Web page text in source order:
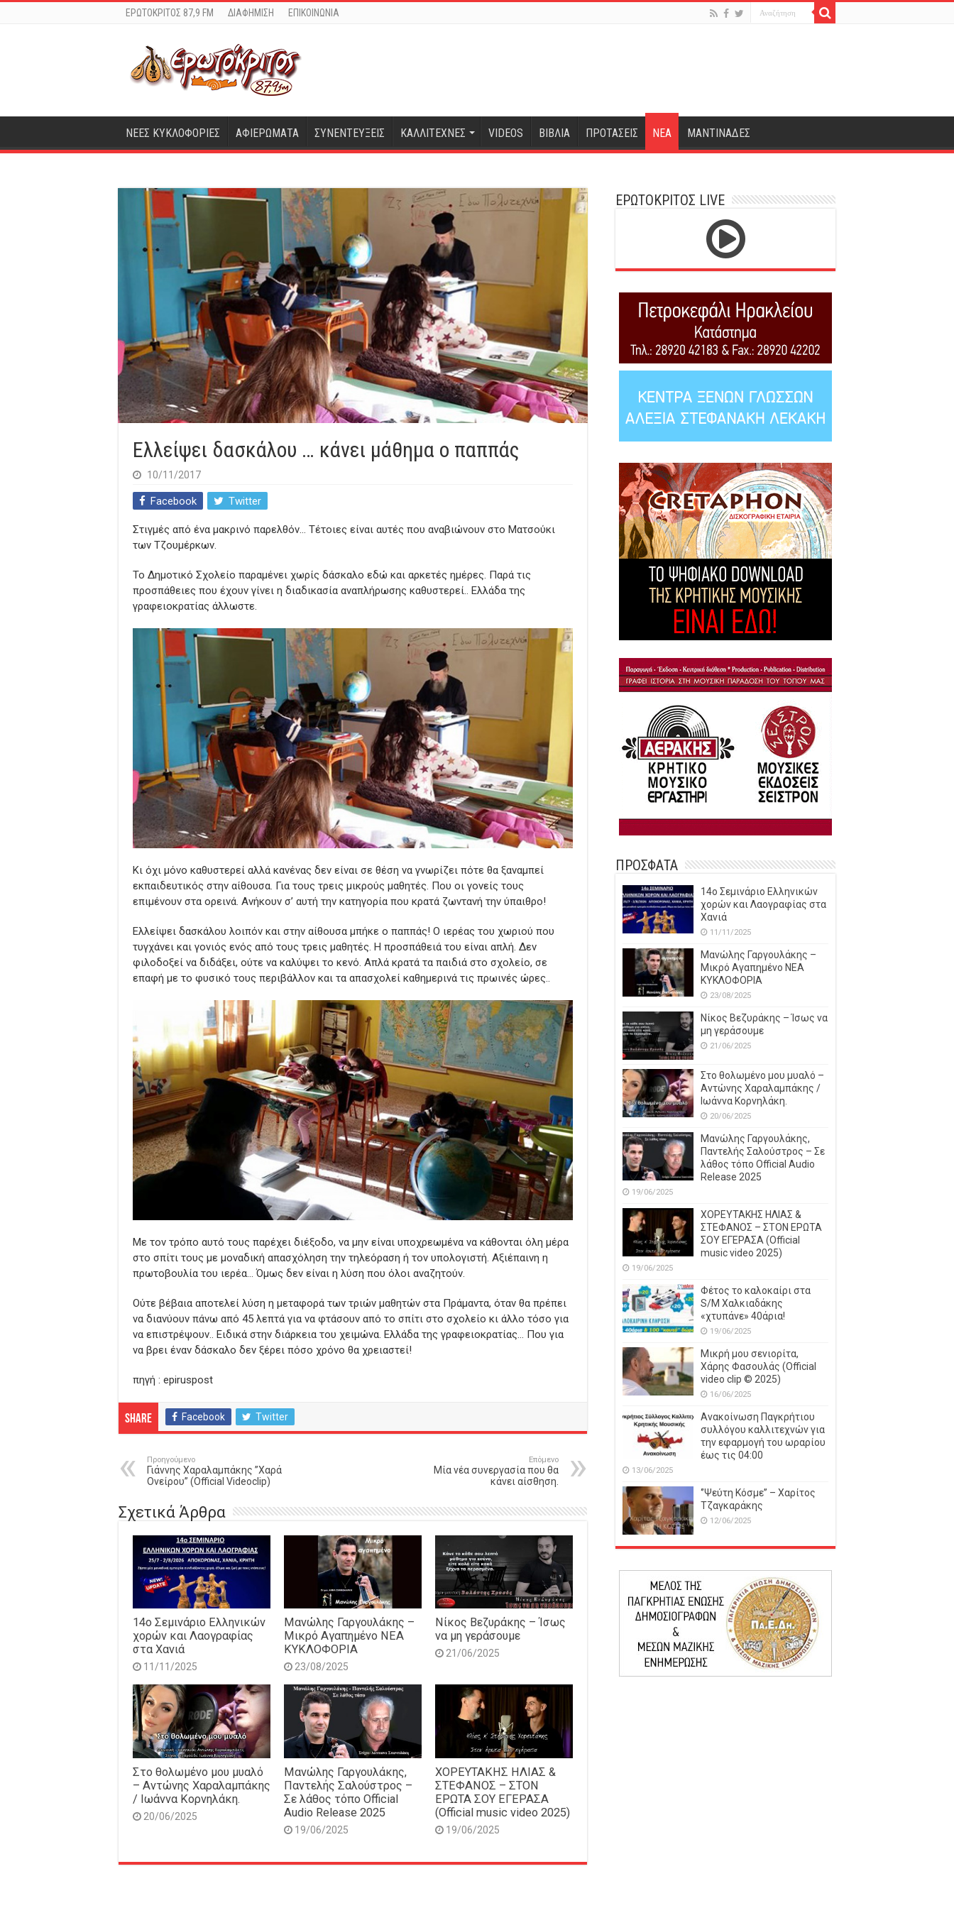
ΕΡΩΤΟΚΡΙΤΟΣ 87,9 FM ΔΙΑΦΗΜΙΣΗ ΕΠΙΚΟΙΝΩΝΙΑ
ΝΕΕΣ ΚΥΚΛΟΦΟΡΙΕΣ ΑΦΙΕΡΩΜΑΤΑ ΣΥΝΕΝΤΕΥΞΕΙΣ ΚΑΛΛΙΤΕΧΝΕΣ VIDEOS ΒΙΒΛΙΑ ΠΡΟΤΑΣΕΙΣ ΝΕΑ ΜΑΝΤΙΝΑΔΕΣ
Ελλείψει δασκάλου … κάνει μάθημα ο παππάς
10/11/2017
Facebook Twitter
Στιγμές από ένα μακρινό παρελθόν… Τέτοιες είναι αυτές που αναβιώνουν στο Ματσούκι
των Τζουμέρκων.
Το Δημοτικό Σχολείο παραμένει χωρίς δάσκαλο εδώ και αρκετές ημέρες. Παρά τις
προσπάθειες που έχουν γίνει η διαδικασία αναπλήρωσης καθυστερεί.. Ελλάδα της
γραφειοκρατίας άλλωστε.
Κι όχι μόνο καθυστερεί αλλά κανένας δεν είναι σε θέση να γνωρίζει πότε θα ξαναμπεί
εκπαιδευτικός στην αίθουσα. Για τους τρεις μικρούς μαθητές. Που οι γονείς τους
επιμένουν στα ορεινά. Ανήκουν σ’ αυτή την κατηγορία που κρατά ζωντανή την ύπαιθρο!
Ελλείψει δασκάλου λοιπόν και στην αίθουσα μπήκε ο παππάς! Ο ιερέας του χωριού που
τυγχάνει και γονιός ενός από τους τρεις μαθητές. Η προσπάθειά του είναι απλή. Δεν
φιλοδοξεί να διδάξει, ούτε να καλύψει το κενό. Απλά κρατά τα παιδιά στο σχολείο, σε
επαφή με το φυσικό τους περιβάλλον και τα απασχολεί καθημερινά τις πρωινές ώρες..
Με τον τρόπο αυτό τους παρέχει διέξοδο, να μην είναι υποχρεωμένα να κάθονται όλη μέρα
στο σπίτι τους με μοναδική απασχόληση την τηλεόραση ή τον υπολογιστή. Αξιέπαινη η
πρωτοβουλία του ιερέα… Όμως δεν είναι η λύση που όλοι αναζητούν.
Ούτε βέβαια αποτελεί λύση η μεταφορά των τριών μαθητών στα Πράμαντα, όταν θα πρέπει
να διανύουν πάνω από 45 λεπτά για να φτάσουν από το σπίτι στο σχολείο κι άλλο τόσο για
να επιστρέψουν.. Ειδικά στην διάρκεια του χειμώνα. Ελλάδα της γραφειοκρατίας… Που για
να βρει έναν δάσκαλο δεν ξέρει πόσο χρόνο θα χρειαστεί!
πηγή : epiruspost
Share Facebook Twitter
Προηγούμενο
Γιάννης Χαραλαμπάκης ”Χαρά
Ονείρου” (Official Videoclip)
Επόμενο
Μία νέα συνεργασία που θα
κάνει αίσθηση.
Σχετικά Άρθρα
14o Σεμινάριο Ελληνικών
χορών και Λαογραφίας
στα Χανιά
11/11/2025
Μανώλης Γαργουλάκης –
Μικρό Αγαπημένο NEΑ
ΚΥΚΛΟΦΟΡΙΑ
23/08/2025
Νίκος Βεζυράκης – Ίσως
να μη γεράσουμε
21/06/2025
Στο θολωμένο μου μυαλό
– Αντώνης Χαραλαμπάκης
/ Ιωάννα Κορνηλάκη.
20/06/2025
Μανώλης Γαργουλάκης,
Παντελής Σαλούστρος –
Σε λάθος τόπο Official
Audio Release 2025
19/06/2025
ΧΟΡΕΥΤΑΚΗΣ ΗΛΙΑΣ &
ΣΤΕΦΑΝΟΣ – ΣΤΟΝ
ΕΡΩΤΑ ΣΟΥ ΕΓΕΡΑΣΑ
(Official music video 2025)
19/06/2025
ΕΡΩΤΟΚΡΙΤΟΣ LIVE
ΠΡΟΣΦΑΤΑ
14o Σεμινάριο Ελληνικών
χορών και Λαογραφίας στα
Χανιά
11/11/2025
Μανώλης Γαργουλάκης –
Μικρό Αγαπημένο NEΑ
ΚΥΚΛΟΦΟΡΙΑ
23/08/2025
Νίκος Βεζυράκης – Ίσως να
μη γεράσουμε
21/06/2025
Στο θολωμένο μου μυαλό –
Αντώνης Χαραλαμπάκης /
Ιωάννα Κορνηλάκη.
20/06/2025
Μανώλης Γαργουλάκης,
Παντελής Σαλούστρος – Σε
λάθος τόπο Official Audio
Release 2025
19/06/2025
ΧΟΡΕΥΤΑΚΗΣ ΗΛΙΑΣ &
ΣΤΕΦΑΝΟΣ – ΣΤΟΝ ΕΡΩΤΑ
ΣΟΥ ΕΓΕΡΑΣΑ (Official
music video 2025)
19/06/2025
Φέτος το καλοκαίρι στα
S/M Χαλκιαδάκης
«χτυπάνε» 40άρια!
19/06/2025
Μικρή μου σενιορίτα,
Χάρης Φασουλάς (Official
video clip © 2025)
16/06/2025
Ανακοίνωση Παγκρήτιου
συλλόγου καλλιτεχνών για
την εφαρμογή του ωραρίου
έως τις 04:00
13/06/2025
‘’Ψεύτη Κόσμε’’ – Χαρίτος
Τζαγκαράκης
12/06/2025